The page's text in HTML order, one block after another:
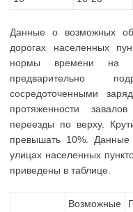
Данные о возможных
дорогах населенных
нормы времени на
предварительно
сосредоточенными
протяженности
переезды по верху.
превышать 10%.
улицах населенных
приведены в таблице.
Возможные